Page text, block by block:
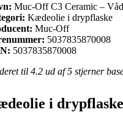
Muc-Off C3 Ceramic –
Kædeolie i drypflaske
Muc-Off
5037835870008
5037835870008
til 4.2 ud af 5 stjerner
i